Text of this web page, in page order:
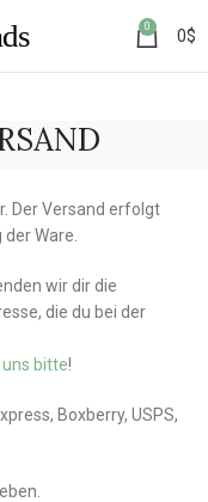
0 0$
Der Versand erfolgt
Ware.
wir dir die
die du bei der
bitte!
Boxberry, USPS,